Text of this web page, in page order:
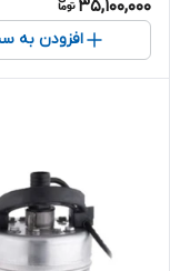
35,100,000
افزودن به